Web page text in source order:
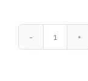
ilość